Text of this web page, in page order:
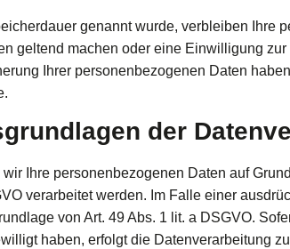
genannt wurde, verbleiben Ihre
geltend machen oder eine Einwilligung
Ihrer personenbezogenen Daten
der
Ihre personenbezogenen Daten auf
verarbeitet werden. Im Falle einer
von Art. 49 Abs. 1 lit. a DSGVO.
haben, erfolgt die Datenverarbeitung